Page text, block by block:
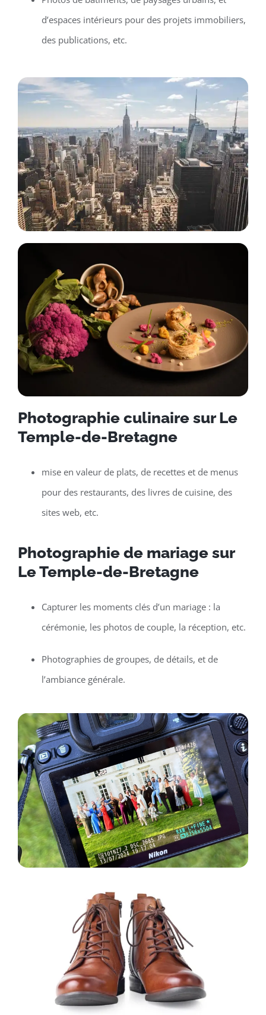
d’espaces intérieurs pour des projets immobiliers,
des publications, etc.
Photographie culinaire sur Le
Temple-de-Bretagne
mise en valeur de plats, de recettes et de menus
pour des restaurants, des livres de cuisine, des
sites web, etc.
Photographie de mariage sur
Le Temple-de-Bretagne
Capturer les moments clés d’un mariage : la
cérémonie, les photos de couple, la réception, etc.
Photographies de groupes, de détails, et de
l’ambiance générale.